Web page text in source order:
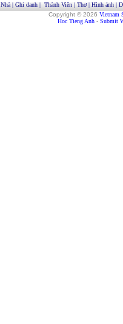
Nhà| Ghi danh| Thành Viên| Thơ| Hình ảnh|
Copyright © 2026 Vietnam
Hoc Tieng Anh - Submit